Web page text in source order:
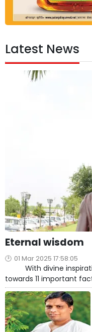
Latest News
Eternal wisdom
01 Mar 2025 17:58:05
With divine
towards 11 important